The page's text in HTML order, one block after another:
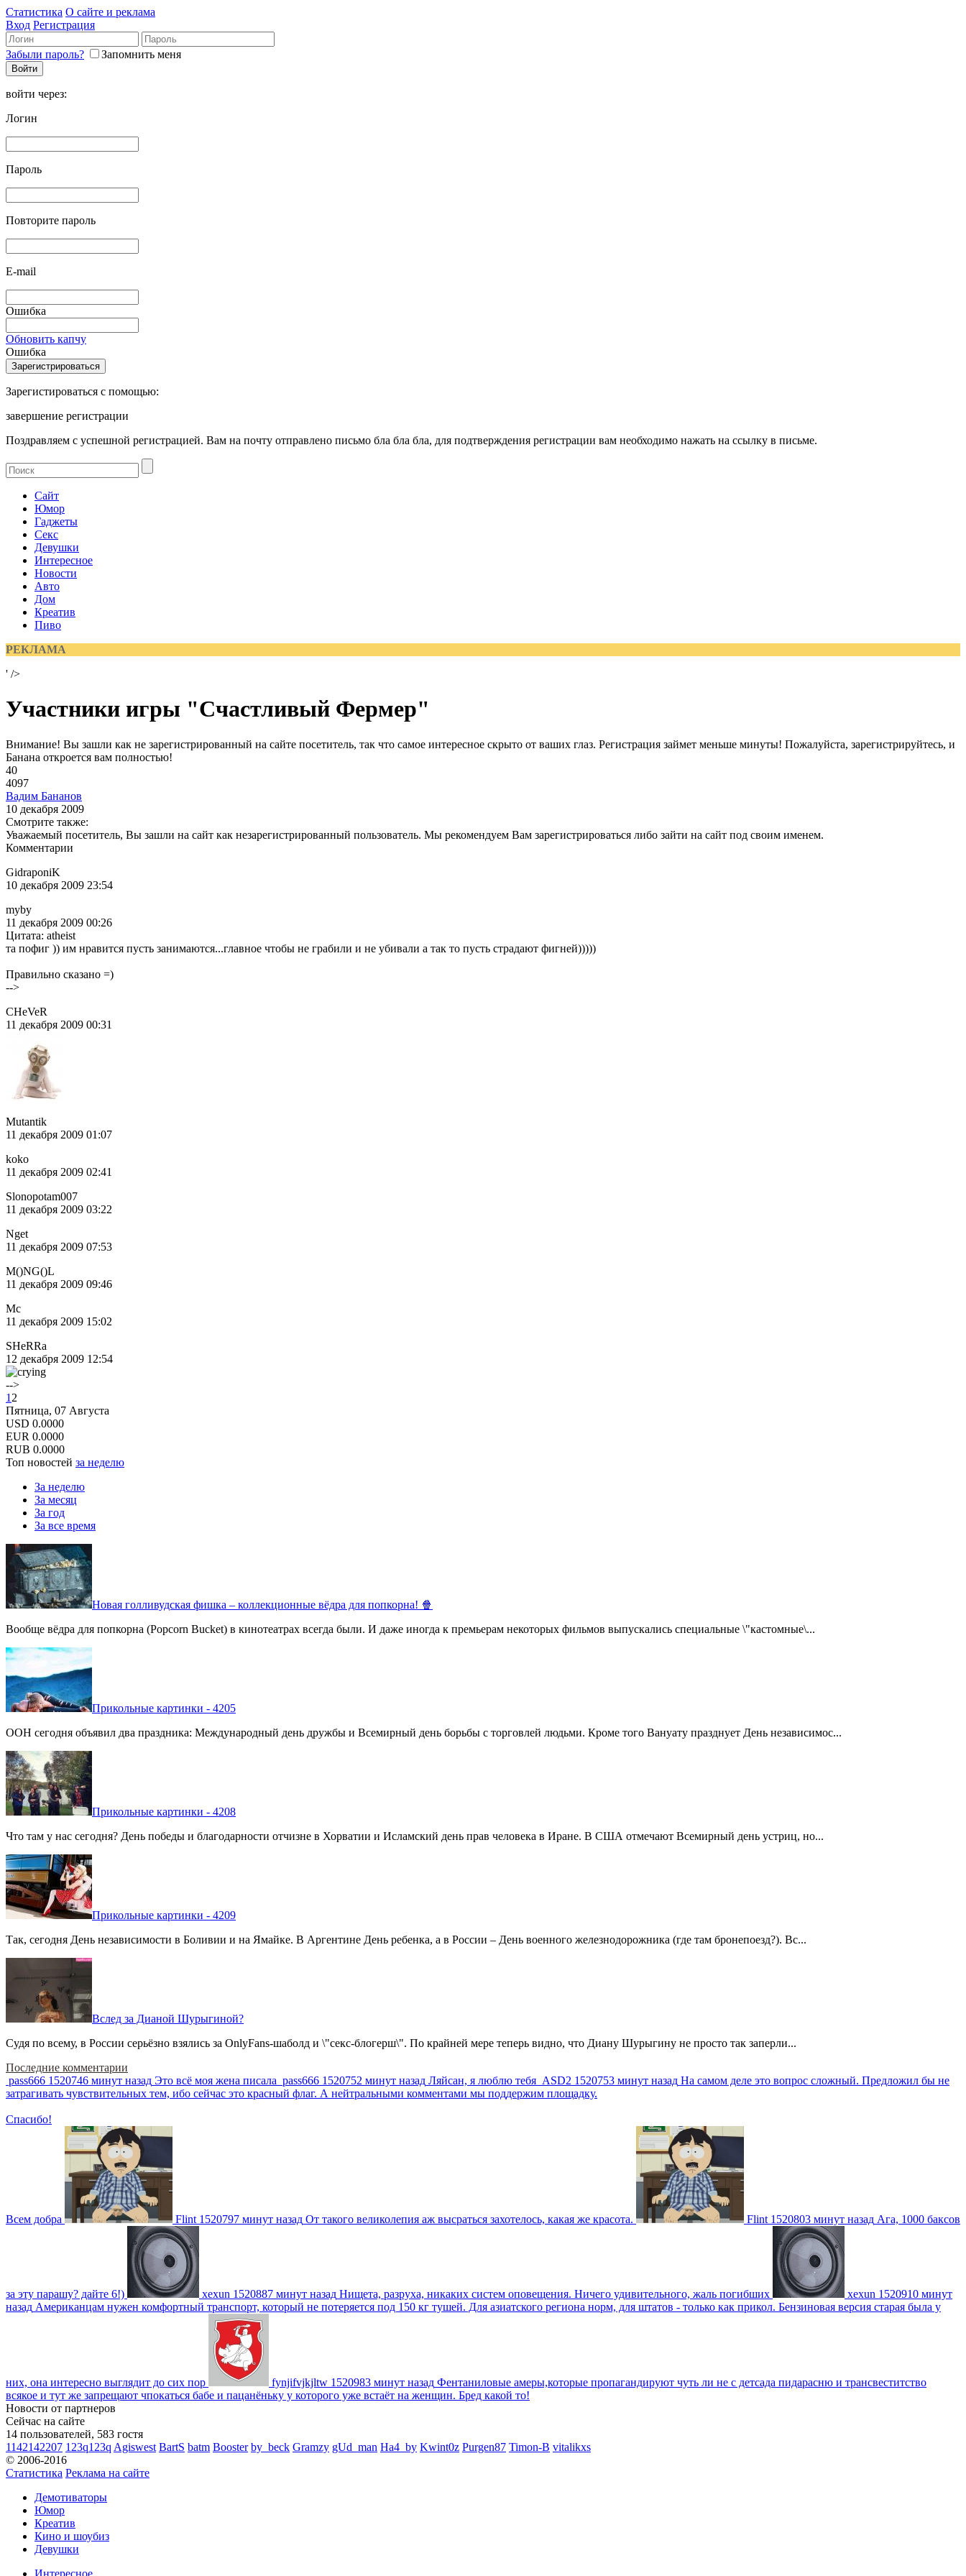
Статистика О сайте и реклама
Вход Регистрация
Забыли пароль? Запомнить меня
войти через:
Логин
Пароль
Повторите пароль
E-mail
Ошибка
Обновить капчу
Ошибка
Зарегистироваться с помощью:
завершение регистрации
Поздравляем с успешной регистрацией. Вам на почту отправлено письмо бла бла бла, для подтверждения регистрации вам необходимо нажать на ссылку в письме.
Сайт
Юмор
Гаджеты
Секс
Девушки
Интересное
Новости
Авто
Дом
Креатив
Пиво
РЕКЛАМА
' />
Участники игры "Счастливый Фермер"
Внимание! Вы зашли как не зарегистрированный на сайте посетитель, так что самое интересное скрыто от ваших глаз. Регистрация займет меньше минуты! Пожалуйста, зарегистрируйтесь, и
Банана откроется вам полностью!
40
4097
Вадим Бананов
10 декабря 2009
Смотрите также:
Уважаемый посетитель, Вы зашли на сайт как незарегистрированный пользователь. Мы рекомендуем Вам зарегистрироваться либо зайти на сайт под своим именем.
Комментарии
GidraponiK
10 декабря 2009 23:54
myby
11 декабря 2009 00:26
Цитата: atheist
та пофиг )) им нравится пусть занимаются...главное чтобы не грабили и не убивали а так то пусть страдают фигней)))))
Правильно сказано =)
-->
CHeVeR
11 декабря 2009 00:31
Mutantik
11 декабря 2009 01:07
koko
11 декабря 2009 02:41
Slonopotam007
11 декабря 2009 03:22
Nget
11 декабря 2009 07:53
M()NG()L
11 декабря 2009 09:46
Mc
11 декабря 2009 15:02
SHeRRa
12 декабря 2009 12:54
-->
1 2
Пятница, 07 Августа
USD 0.0000
EUR 0.0000
RUB 0.0000
Топ новостей за неделю
За неделю
За месяц
За год
За все время
Новая голливудская фишка – коллекционные вёдра для попкорна! 🍿
Вообще вёдра для попкорна (Popcorn Bucket) в кинотеатрах всегда были. И даже иногда к премьерам некоторых фильмов выпускались специальные \"кастомные\...
Прикольные картинки - 4205
ООН сегодня объявил два праздника: Международный день дружбы и Всемирный день борьбы с торговлей людьми. Кроме того Вануату празднует День независимос...
Прикольные картинки - 4208
Что там у нас сегодня? День победы и благодарности отчизне в Хорватии и Исламский день прав человека в Иране. В США отмечают Всемирный день устриц, но...
Прикольные картинки - 4209
Так, сегодня День независимости в Боливии и на Ямайке. В Аргентине День ребенка, а в России – День военного железнодорожника (где там бронепоезд?). Вс...
Вслед за Дианой Шурыгиной?
Судя по всему, в России серьёзно взялись за OnlyFans-шаболд и \"секс-блогерш\". По крайней мере теперь видно, что Диану Шурыгину не просто так заперли...
Последние комментарии
pass666 1520746 минут назад Это всё моя жена писала pass666 1520752 минут назад Ляйсан, я люблю тебя ASD2 1520753 минут назад На самом деле это вопрос сложный. Предложил бы не
затрагивать чувствительных тем, ибо сейчас это красный флаг. А нейтральными комментами мы поддержим площадку.
Спасибо!
Всем добра Flint 1520797 минут назад От такого великолепия аж высраться захотелось, какая же красота. Flint 1520803 минут назад Ага, 1000 баксов
за эту парашу? дайте 6!) xexun 1520887 минут назад Нищета, разруха, никаких систем оповещения. Ничего удивительного, жаль погибших xexun 1520910 минут
назад Американцам нужен комфортный транспорт, который не потеряется под 150 кг тушей. Для азиатского региона норм, для штатов - только как прикол. Бензиновая версия старая была у
них, она интересно выглядит до сих пор fynjifvjkjltw 1520983 минут назад Фентаниловые амеры,которые пропагандируют чуть ли не с детсада пидарасню и трансвеститство
всякое и тут же запрещают чпокаться бабе и пацанёньку у которого уже встаёт на женщин. Бред какой то!
Новости от партнеров
Сейчас на сайте
14 пользователей, 583 гостя
1142142207 123q123q Agiswest BartS batm Booster by_beck Gramzy gUd_man Ha4_by Kwint0z Purgen87 Timon-B vitalikxs
© 2006-2016
Статистика Реклама на сайте
Демотиваторы
Юмор
Креатив
Кино и шоубиз
Девушки
Интересное